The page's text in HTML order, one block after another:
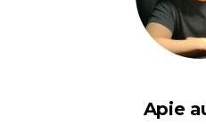
Apie